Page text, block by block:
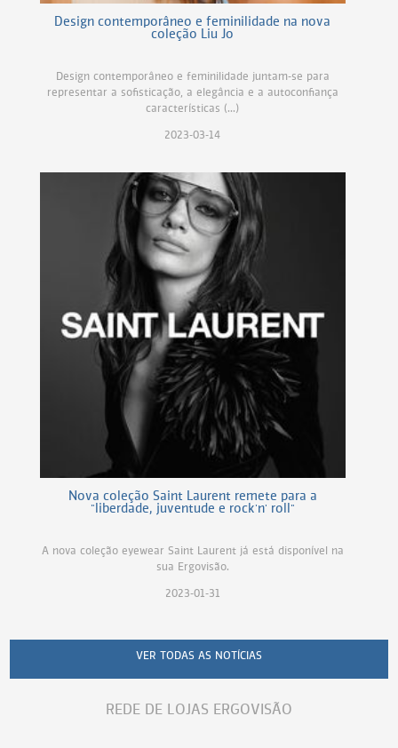
Design contemporâneo e feminilidade na nova
coleção Liu Jo
Design contemporâneo e feminilidade juntam-se para
representar a sofisticação, a elegância e a autoconfiança
características (...)
2023-03-14
Nova coleção Saint Laurent remete para a
"liberdade, juventude e rock'n' roll"
A nova coleção eyewear Saint Laurent já está disponível na
sua Ergovisão.
2023-01-31
VER TODAS AS NOTÍCIAS
REDE DE LOJAS ERGOVISÃO